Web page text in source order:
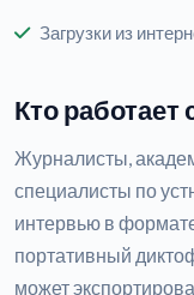
Загрузки из
Кто
Журналисты,
специалисты по
интервью в
портативный
может